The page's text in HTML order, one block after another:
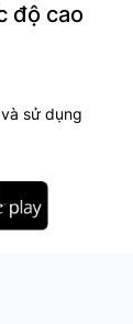
độ cao
sử dụng